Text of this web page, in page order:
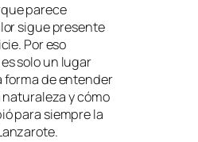
parece
sigue presente
Por eso
solo un lugar
forma de entender
y cómo
para siempre la